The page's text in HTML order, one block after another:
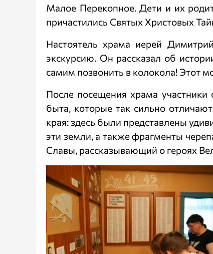
Малое Перекопное. Дети и их
причастились Святых Христовых
Настоятель храма иерей
экскурсию. Он рассказал об
самим позвонить в колокола! Этот
После посещения храма
быта, которые так сильно
края: здесь были представлены
эти земли, а также фрагменты
Славы, рассказывающий о героях